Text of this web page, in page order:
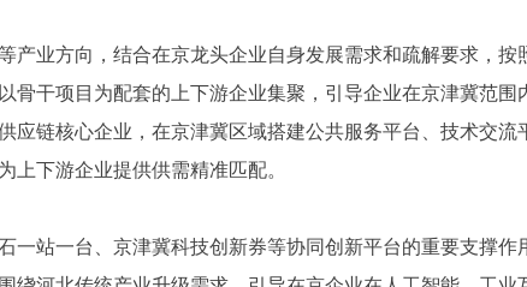
方向，结合在京龙头企业自身发展需求和疏解要求，按
干项目为配套的上下游企业集聚，引导企业在京津冀范围
链核心企业，在京津冀区域搭建公共服务平台、技术交流
上下游企业提供供需精准匹配。
站一台、京津冀科技创新券等协同创新平台的重要支撑作